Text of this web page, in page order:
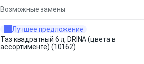
Возможные замены
Лучшее предложение
Таз квадратный 6 л, DRINA (цвета в
ассортименте) (10162)